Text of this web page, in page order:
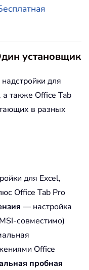
установщик
для
также Office Tab
в разных
для Excel,
Office Tab Pro
— настройка
совместимо)
Office
пробная